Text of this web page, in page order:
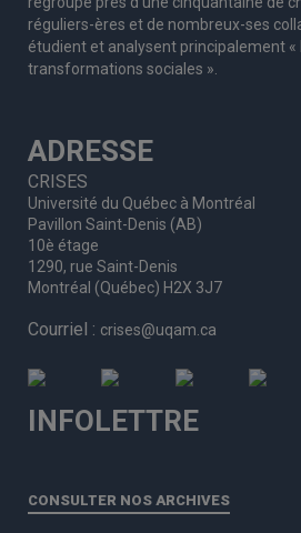
réguliers-ères et de nombreux-ses
étudient et analysent principalement «
transformations sociales ».
ADRESSE
CRISES
Université du Québec à Montréal
Pavillon Saint-Denis (AB)
10è étage
1290, rue Saint-Denis
Montréal (Québec) H2X 3J7
Courriel : crises@uqam.ca
INFOLETTRE
CONSULTER NOS ARCHIVES